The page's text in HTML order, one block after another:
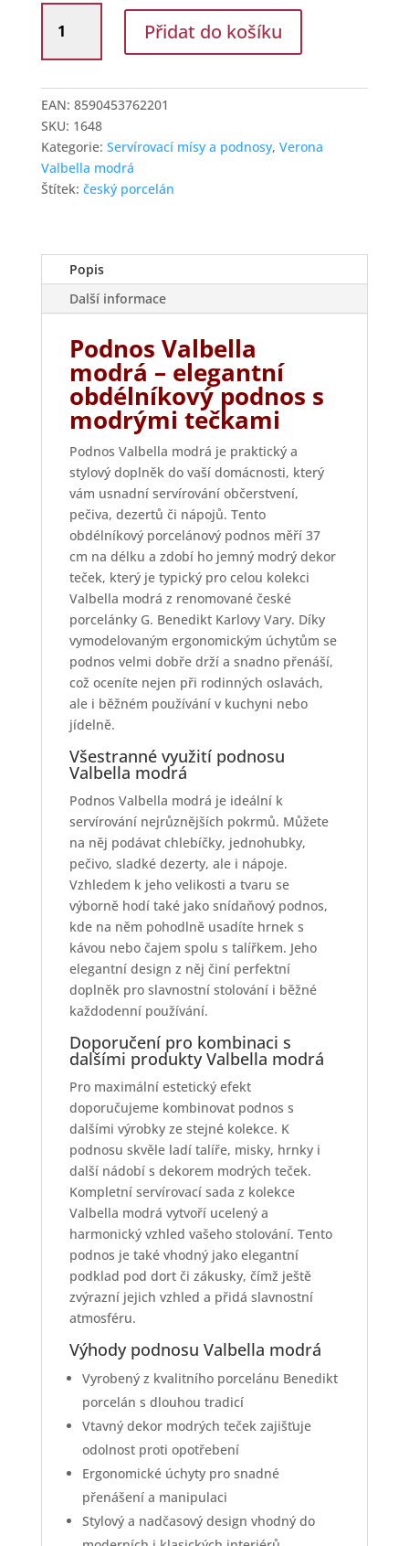
Podnos
37
Verona
Valbella
modrá
D9417
množství
Přidat do košíku
EAN: 8590453762201
SKU: 1648
Kategorie: Servírovací mísy a podnosy, Verona
Valbella modrá
Štítek: český porcelán
Popis
Další informace
Podnos Valbella
modrá – elegantní
obdélníkový podnos s
modrými tečkami
Podnos Valbella modrá je praktický a
stylový doplněk do vaší domácnosti, který
vám usnadní servírování občerstvení,
pečiva, dezertů či nápojů. Tento
obdélníkový porcelánový podnos měří 37
cm na délku a zdobí ho jemný modrý dekor
teček, který je typický pro celou kolekci
Valbella modrá z renomované české
porcelánky G. Benedikt Karlovy Vary. Díky
vymodelovaným ergonomickým úchytům se
podnos velmi dobře drží a snadno přenáší,
což oceníte nejen při rodinných oslavách,
ale i běžném používání v kuchyni nebo
jídelně.
Všestranné využití podnosu
Valbella modrá
Podnos Valbella modrá je ideální k
servírování nejrůznějších pokrmů. Můžete
na něj podávat chlebíčky, jednohubky,
pečivo, sladké dezerty, ale i nápoje.
Vzhledem k jeho velikosti a tvaru se
výborně hodí také jako snídaňový podnos,
kde na něm pohodlně usadíte hrnek s
kávou nebo čajem spolu s talířkem. Jeho
elegantní design z něj činí perfektní
doplněk pro slavnostní stolování i běžné
každodenní používání.
Doporučení pro kombinaci s
dalšími produkty Valbella modrá
Pro maximální estetický efekt
doporučujeme kombinovat podnos s
dalšími výrobky ze stejné kolekce. K
podnosu skvěle ladí talíře, misky, hrnky i
další nádobí s dekorem modrých teček.
Kompletní servírovací sada z kolekce
Valbella modrá vytvoří ucelený a
harmonický vzhled vašeho stolování. Tento
podnos je také vhodný jako elegantní
podklad pod dort či zákusky, čímž ještě
zvýrazní jejich vzhled a přidá slavnostní
atmosféru.
Výhody podnosu Valbella modrá
Vyrobený z kvalitního porcelánu Benedikt
porcelán s dlouhou tradicí
Vtavný dekor modrých teček zajišťuje
odolnost proti opotřebení
Ergonomické úchyty pro snadné
přenášení a manipulaci
Stylový a nadčasový design vhodný do